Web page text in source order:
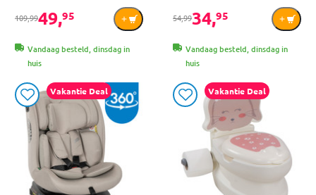
109,9949,95
Vandaag besteld, dinsdag in
huis
54,9934,95
Vandaag besteld, dinsdag in
huis
Vakantie Deal Vakantie Deal